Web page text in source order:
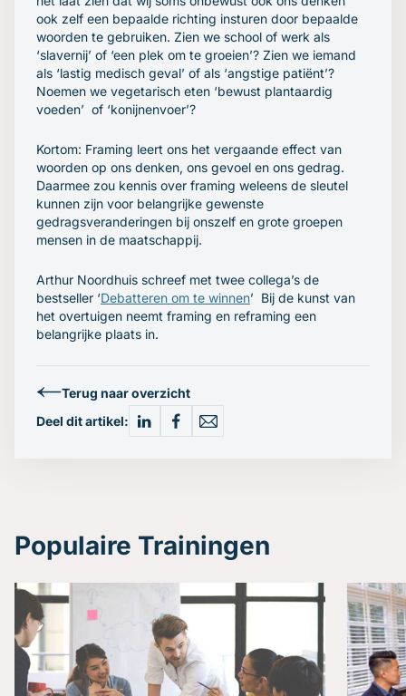
ook zelf een bepaalde richting insturen door bepaalde
woorden te gebruiken. Zien we school of werk als
‘slavernij’ of ‘een plek om te groeien’? Zien we iemand
als ‘lastig medisch geval’ of als ‘angstige patiënt’?
Noemen we vegetarisch eten ‘bewust plantaardig
voeden’ of ‘konijnenvoer’?
Kortom: Framing leert ons het vergaande effect van
woorden op ons denken, ons gevoel en ons gedrag.
Daarmee zou kennis over framing weleens de sleutel
kunnen zijn voor belangrijke gewenste
gedragsveranderingen bij onszelf en grote groepen
mensen in de maatschappij.
Arthur Noordhuis schreef met twee collega’s de
bestseller ‘Debatteren om te winnen’ Bij de kunst van
het overtuigen neemt framing en reframing een
belangrijke plaats in.
Terug naar overzicht
Deel dit artikel:
Populaire Trainingen